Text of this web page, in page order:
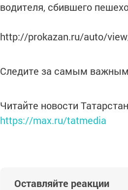
водителя, сбившего
http://prokazan.ru/auto/
Следите за самым
Читайте новости
https://max.ru/tatmedia
Оставляйте реакции